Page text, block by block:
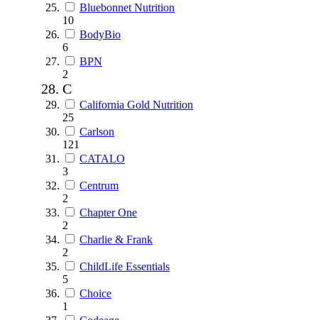
Bluebonnet Nutrition
10
BodyBio
6
BPN
2
C
California Gold Nutrition
25
Carlson
121
CATALO
3
Centrum
2
Chapter One
2
Charlie & Frank
2
ChildLife Essentials
5
Choice
1